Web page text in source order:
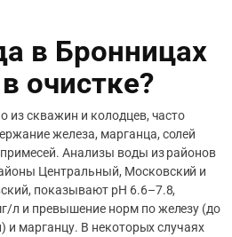
в Бронницах
очистке?
из скважин и колодцев, часто
железа, марганца, солей
Анализы воды из районов
Центральный, Московский и
показывают pH 6.6–7.8,
л и превышение норм по железу (до
и марганцу. В некоторых случаях